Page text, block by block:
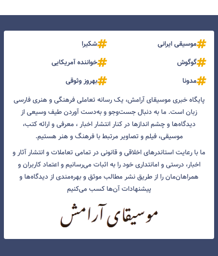
موسیقی ایرانی
شکیرا
گوگوش
خواننده آمریکایی
مدونا
بهروز وثوقی
پایگاه خبری موسیقای آرامش، یک رسانه تعاملی فرهنگی و هنری فارسی
زبان است. ما به دنبال جست‌و‌جو و به‌دست آوردن طیف وسیعی از
دیدگاه‌ها و چشم انداز‌ها در کنار انتشار اخبار ، معرفی و ارائه کتب،
موسیقی، فیلم و تصاویر مرتبط با فرهنگ و هنر هستیم.
ما با رعایت استاندرهای اخلاقی و قانونی در تمامی تعاملات و انتشار آثار و
اخبار، درستی و امانتداری خود را به اثبات می‌رسانیم و اعتماد کاربران و
همراهان‌مان را از طریق نشر مطالب موثق و بهره‌مندی از دیدگاه‌ها و
پیشنهادات آن‌ها کسب می‌کنیم